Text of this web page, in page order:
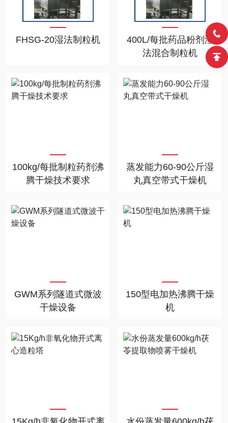
FHSG-20湿法制粒机
400L/每批药品粉剂湿
法混合制粒机
100kg/每批制粒药剂沸
腾干燥技术要求
蒸发能力60-90公斤湿
丸真空带式干燥机
GWM系列隧道式微波
干燥设备
150型电加热沸腾干燥
机